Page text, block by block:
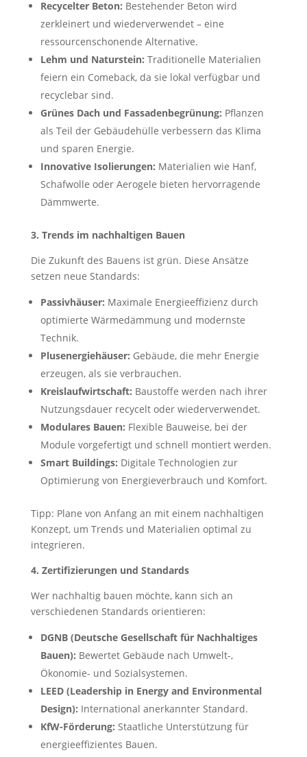
Recycelter Beton: Bestehender Beton wird
zerkleinert und wiederverwendet – eine
ressourcenschonende Alternative.
Lehm und Naturstein: Traditionelle Materialien
feiern ein Comeback, da sie lokal verfügbar und
recyclebar sind.
Grünes Dach und Fassadenbegrünung: Pflanzen
als Teil der Gebäudehülle verbessern das Klima
und sparen Energie.
Innovative Isolierungen: Materialien wie Hanf,
Schafwolle oder Aerogele bieten hervorragende
Dämmwerte.
3. Trends im nachhaltigen Bauen
Die Zukunft des Bauens ist grün. Diese Ansätze
setzen neue Standards:
Passivhäuser: Maximale Energieeffizienz durch
optimierte Wärmedämmung und modernste
Technik.
Plusenergiehäuser: Gebäude, die mehr Energie
erzeugen, als sie verbrauchen.
Kreislaufwirtschaft: Baustoffe werden nach ihrer
Nutzungsdauer recycelt oder wiederverwendet.
Modulares Bauen: Flexible Bauweise, bei der
Module vorgefertigt und schnell montiert werden.
Smart Buildings: Digitale Technologien zur
Optimierung von Energieverbrauch und Komfort.
Tipp: Plane von Anfang an mit einem nachhaltigen
Konzept, um Trends und Materialien optimal zu
integrieren.
4. Zertifizierungen und Standards
Wer nachhaltig bauen möchte, kann sich an
verschiedenen Standards orientieren:
DGNB (Deutsche Gesellschaft für Nachhaltiges
Bauen): Bewertet Gebäude nach Umwelt-,
Ökonomie- und Sozialsystemen.
LEED (Leadership in Energy and Environmental
Design): International anerkannter Standard.
KfW-Förderung: Staatliche Unterstützung für
energieeffizientes Bauen.